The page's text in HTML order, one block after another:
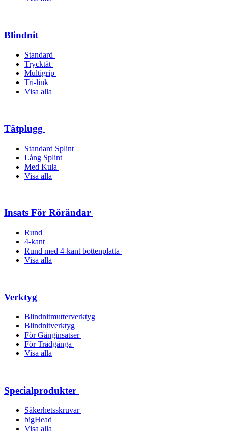
Blindnit
Standard
Trycktät
Multigrip
Tri-link
Visa alla
Tätplugg
Standard Splint
Lång Splint
Med Kula
Visa alla
Insats För Rörändar
Rund
4-kant
Rund med 4-kant bottenplatta
Visa alla
Verktyg
Blindnitmutterverktyg
Blindnitverktyg
För Gänginsatser
För Trådgänga
Visa alla
Specialprodukter
Säkerhetsskruvar
bigHead
Visa alla